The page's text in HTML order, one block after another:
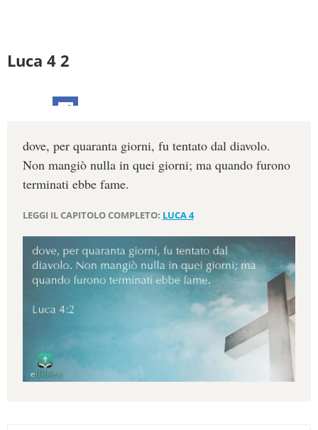
Luca 4 2
dove, per quaranta giorni, fu tentato dal diavolo.
Non mangiò nulla in quei giorni; ma quando furono
terminati ebbe fame.
LEGGI IL CAPITOLO COMPLETO: LUCA 4